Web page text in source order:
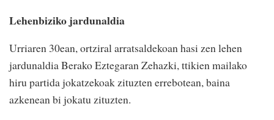
Lehenbiziko jardunaldia
Urriaren 30ean, ortziral arratsaldekoan hasi zen lehen
jardunaldia Berako Eztegaran Zehazki, ttikien mailako
hiru partida jokatzekoak zituzten errebotean, baina
azkenean bi jokatu zituzten.